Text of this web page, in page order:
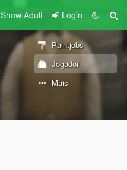
Show Adult Login
Paintjobs
Jogador
Mais